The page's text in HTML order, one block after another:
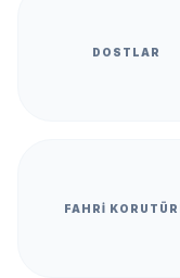
DOSTLAR
FAHRI